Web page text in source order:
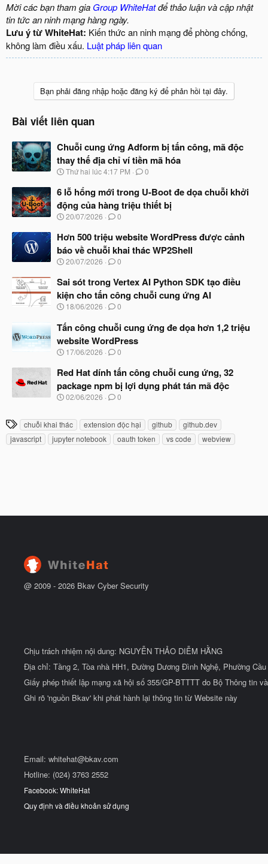
Mời các bạn tham gia Group WhiteHatđể thảo luận và cập nhật
tin tức an ninh mạng hàng ngày.
Lưu ý từ WhiteHat: Kiến thức an ninh mạng để phòng chống,
không làm điều xấu. Luật pháp liên quan
Bạn phải đăng nhập hoặc đăng ký để phản hồi tại đây.
Bài viết liên quan
Chuỗi cung ứng Adform bị tấn công, mã độc
thay thế địa chỉ ví tiền mã hóa
N
à
b
ắ
đ
ầ
u
Thứ hai lúc 4:17 PM 0
6 lỗ hổng mới trong U-Boot đe dọa chuỗi khởi
động của hàng triệu thiết bị
N
à
b
ắ
đ
ầ
u
20/07/2026 0
Hơn 500 triệu website WordPress được cảnh
báo về chuỗi khai thác WP2Shell
N
à
b
ắ
đ
ầ
u
20/07/2026 0
Sai sót trong Vertex AI Python SDK tạo điều
kiện cho tấn công chuỗi cung ứng AI
N
à
y
b
ắ
đ
ầ
u
18/06/2026 0
Tấn công chuỗi cung ứng đe dọa hơn 1,2 triệu
website WordPress
N
à
b
ắ
đ
ầ
u
17/06/2026 0
Red Hat dính tấn công chuỗi cung ứng, 32
package npm bị lợi dụng phát tán mã độc
N
y
b
ắ
02/06/2026 0
T
h
ẻ
chuỗi khai thác extension độc hại github
github.dev
javascript
jupyter notebook oauth token vs code webview
@ 2009 - 2026 Bkav Cyber Security
Chịu trách nhiệm nội dung: NGUYỄN THẢO DIỄM HẰNG
Địa chỉ: Tầng 2, Tòa nhà HH1, Đường Dương Đình Nghệ, Phường
Giấy phép thiết lập mạng xã hội số 355/GP-BTTTT do Bộ Thông tin
Ghi rõ 'nguồn Bkav' khi phát hành lại thông tin từ Website này
Email: whitehat@bkav.com
Hotline: (024) 3763 2552
Facebook: WhiteHat
Quy định và điều khoản sử dụng